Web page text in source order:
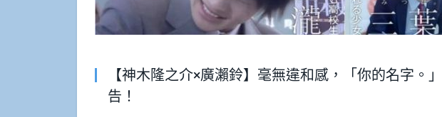
【神木隆之介×廣瀨鈴】毫無違和感，「你的名字。
告！